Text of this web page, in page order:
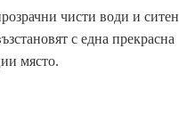
чисти води и ситен
с една прекрасна
място.